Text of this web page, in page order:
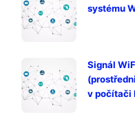
systému
Signál
v počítači